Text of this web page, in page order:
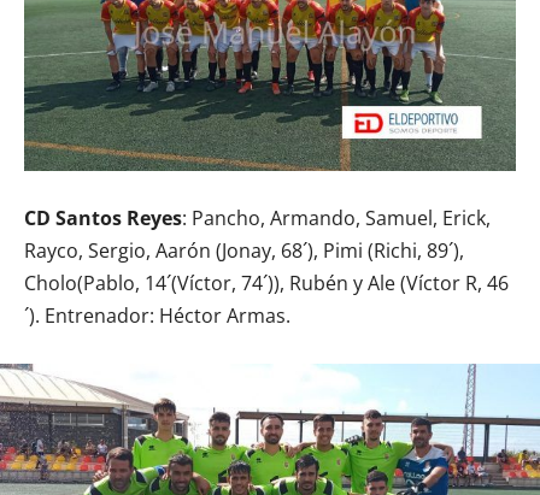
CD Santos Reyes: Pancho, Armando, Samuel, Erick,
Rayco, Sergio, Aarón (Jonay, 68´), Pimi (Richi, 89´),
Cholo(Pablo, 14´(Víctor, 74´)), Rubén y Ale (Víctor R, 46
´). Entrenador: Héctor Armas.